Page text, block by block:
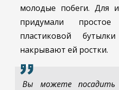
молодые побеги. Для
придумали
пластиковой
накрывают ей ростки.
Вы можете посадить